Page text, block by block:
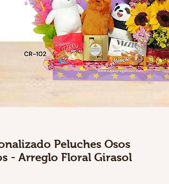
Peluches Osos
- Arreglo Floral Girasol